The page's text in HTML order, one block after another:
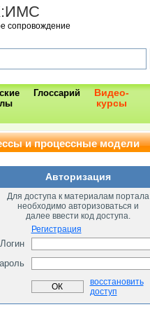
сопровождение
Глоссарий
Видео-
курсы
и процессные модели
Авторизация
Для доступа к материалам портала
необходимо авторизоваться и
далее ввести код доступа.
Регистрация
Логин
восстановить
доступ